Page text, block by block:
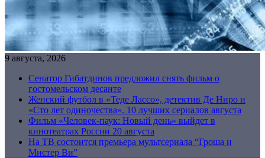
9 августа, 2026
Сенатор Гибатдинов предложил снять фильм о
гостомельском десанте
Женский футбол в «Теде Лассо», детектив Де Ниро и
«Сто лет одиночества». 10 лучших сериалов августа
Фильм «Человек-паук: Новый день» выйдет в
кинотеатрах России 20 августа
На ТВ состоится премьера мультсериала “Гроша и
Мистер Ви”